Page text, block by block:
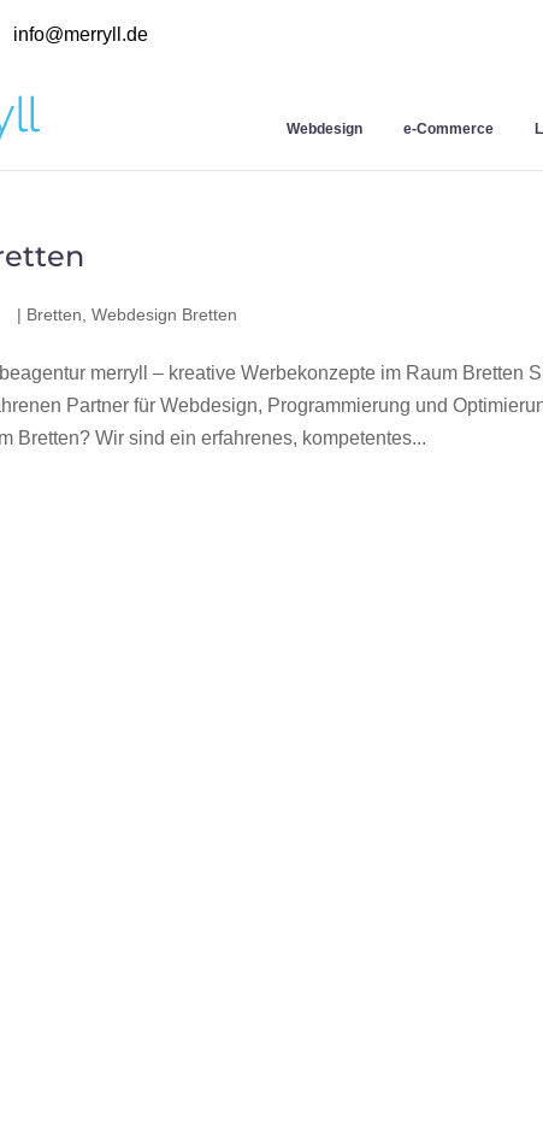
info@merryll.de
Webdesign e-Commerce
| Bretten ,Webdesign Bretten
merryll – kreative Werbekonzepte im Raum Bretten
Partner für Webdesign, Programmierung und
Bretten? Wir sind ein erfahrenes, kompetentes...